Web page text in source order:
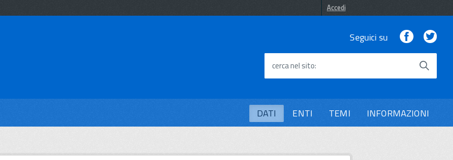
Accedi
Seguici su Facebook
cerca nel sito
DATI ENTI TEMI INFORMAZIONI